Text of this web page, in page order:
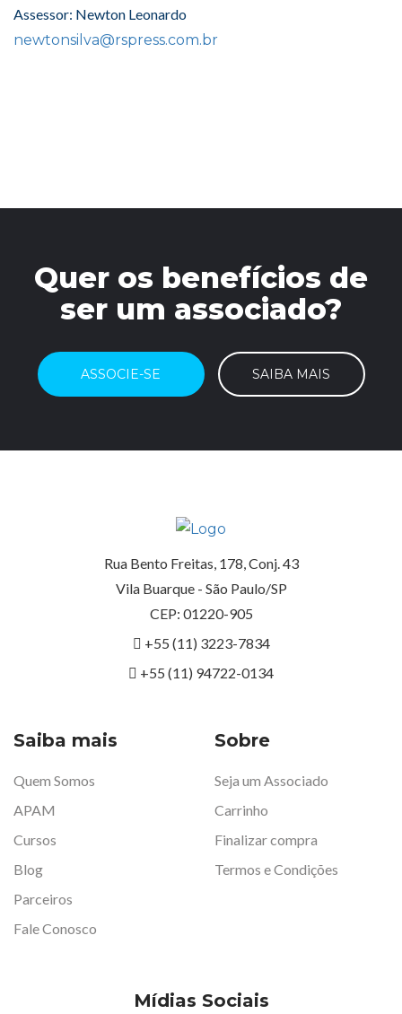
Assessor: Newton Leonardo
newtonsilva@rspress.com.br
Quer os benefícios de
ser um associado?
ASSOCIE-SE SAIBA MAIS
Rua Bento Freitas, 178, Conj. 43
Vila Buarque - São Paulo/SP
CEP: 01220-905
+55 (11) 3223-7834
+55 (11) 94722-0134
Saiba mais
Quem Somos
APAM
Cursos
Blog
Parceiros
Fale Conosco
Sobre
Seja um Associado
Carrinho
Finalizar compra
Termos e Condições
Mídias Sociais